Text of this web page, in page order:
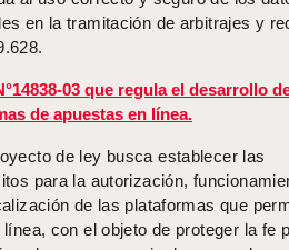
en la tramitación de arbitrajes y
03 que regula el desarrollo
de apuestas en línea.
de ley busca establecer las
para la autorización,
de las plataformas que
con el objeto de proteger la fe